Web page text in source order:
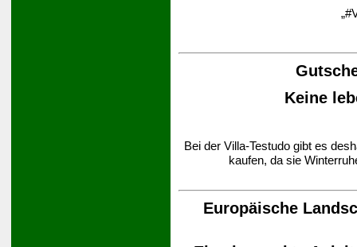
Keine
Bei der Villa-Testudo gibt es
kaufen, da sie
Europäische